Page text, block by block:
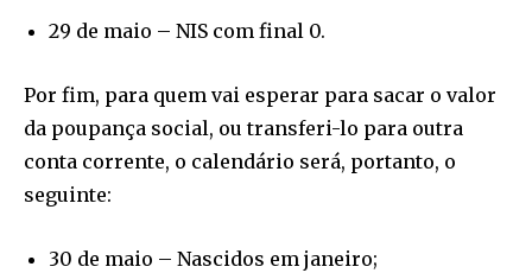
29 de maio – NIS com final 0.
Por fim, para quem vai esperar para sacar o valor
da poupança social, ou transferi-lo para outra
conta corrente, o calendário será, portanto, o
seguinte:
30 de maio – Nascidos em janeiro;